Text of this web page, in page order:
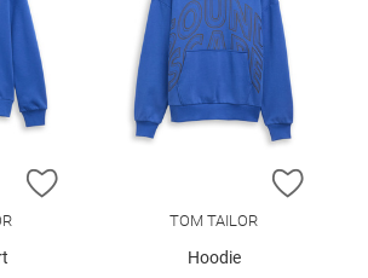
ZUR WUNSCHLISTE HINZUFÜGEN
ZUR
TOM TAILOR
Hoodie